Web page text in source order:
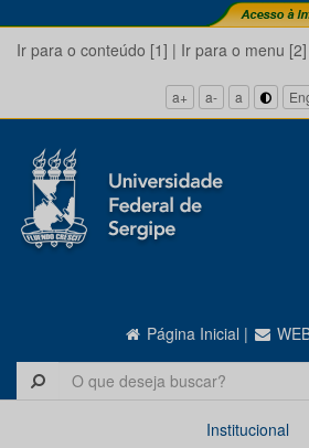
Ir para o conteúdo [1] | Ir para o menu [2]
a+ a- a
Página Inicial |
Institucional